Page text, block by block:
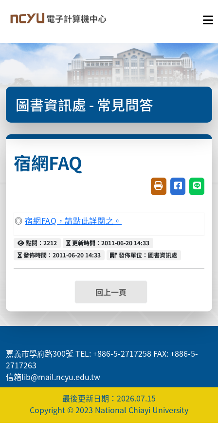
圖書資訊處 - 常見問答
宿網FAQ
友善列印(開新視
分享至臉書
分享
◎宿網FAQ，請點此詳閱之。
點閱
點閱：2212 更新時間
更新時間：2011-06-20 14:33
發佈時間
發佈時間：2011-06-20 14:33 發佈單位
發佈單位：圖書資訊處
回上一頁
嘉義市學府路300號 TEL: +886-5-2717258 FAX: +886-5-
2717263
信箱lib@mail.ncyu.edu.tw
最後更新日期：2026.07.15
Copyright © 2023 National Chiayi University